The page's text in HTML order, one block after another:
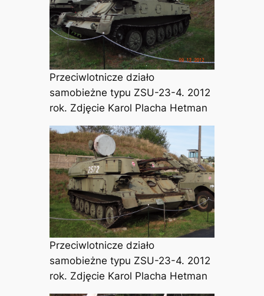
Przeciwlotnicze działo
samobieżne typu ZSU-23-4. 2012
rok. Zdjęcie Karol Placha Hetman
Przeciwlotnicze działo
samobieżne typu ZSU-23-4. 2012
rok. Zdjęcie Karol Placha Hetman